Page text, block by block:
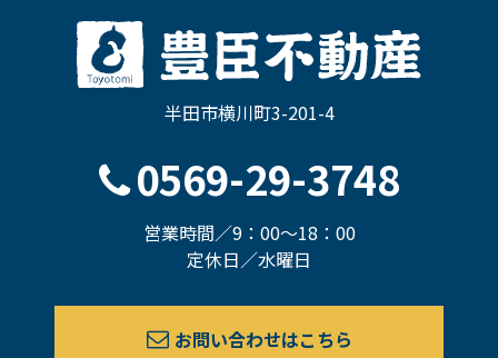
半田市横川町3-201-4
0569-29-3748
営業時間／9：00～18：00
定休日／水曜日
お問い合わせはこちら